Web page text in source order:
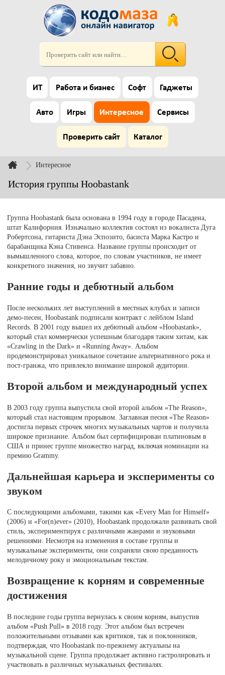
ИТ Работа и бизнес Софт Гаджеты
Авто Игры Интересное Сервисы
Проверить сайт Каталог
Интересное
История группы Hoobastank
Группа Hoobastank была основана в 1994 году в городе Пасадена,
штат Калифорния. Изначально коллектив состоял из вокалиста Дуга
Робертсона, гитариста Дэна Эспозито, басиста Марка Кастро и
барабанщика Кэна Стивенса. Название группы происходит от
вымышленного слова, которое, по словам участников, не имеет
конкретного значения, но звучит забавно.
Ранние годы и дебютный альбом
После нескольких лет выступлений в местных клубах и записи
демо-песен, Hoobastank подписали контракт с лейблом Island
Records. В 2001 году вышел их дебютный альбом «Hoobastank»,
который стал коммерчески успешным благодаря таким хитам, как
«Crawling in the Dark» и «Running Away». Альбом
продемонстрировал уникальное сочетание альтернативного рока и
пост-гранжа, что привлекло внимание широкой аудитории.
Второй альбом и международный успех
В 2003 году группа выпустила свой второй альбом «The Reason»,
который стал настоящим прорывом. Заглавная песня «The Reason»
достигла первых строчек многих музыкальных чартов и получила
широкое признание. Альбом был сертифицирован платиновым в
США и принес группе множество наград, включая номинации на
премию Grammy.
Дальнейшая карьера и эксперименты со
звуком
С последующими альбомами, такими как «Every Man for Himself»
(2006) и «For(n)ever» (2010), Hoobastank продолжали развивать свой
стиль, экспериментируя с различными жанрами и звуковыми
решениями. Несмотря на изменения в составе группы и
музыкальные эксперименты, они сохраняли свою преданность
мелодичному року и эмоциональным текстам.
Возвращение к корням и современные
достижения
В последние годы группа вернулась к своим корням, выпустив
альбом «Push Pull» в 2018 году. Этот альбом был встречен
положительными отзывами как критиков, так и поклонников,
подтверждая, что Hoobastank по-прежнему актуальны на
музыкальной сцене. Группа продолжает активно гастролировать и
участвовать в различных музыкальных фестивалях.